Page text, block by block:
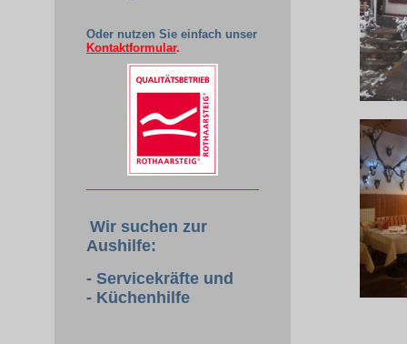
Oder nutzen Sie einfach unser
Kontaktformular.
Wir suchen zur
Aushilfe:
- Servicekräfte und
- Küchenhilfe